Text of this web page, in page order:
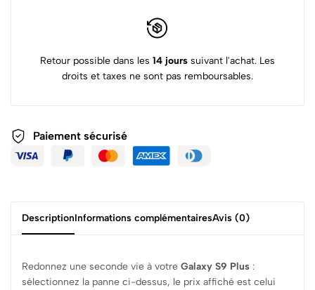
Retour possible dans les 14 jours suivant l'achat. Les
droits et taxes ne sont pas remboursables.
Paiement sécurisé
DescriptionInformations complémentairesAvis (0)
Redonnez une seconde vie à votre Galaxy S9 Plus :
sélectionnez la panne ci-dessus, le prix affiché est celui